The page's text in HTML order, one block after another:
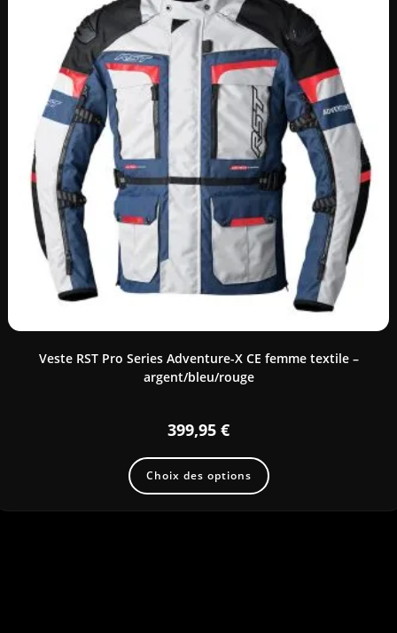
Veste RST Pro Series Adventure-X CE femme textile –
argent/bleu/rouge
399,95 €
Choix des options